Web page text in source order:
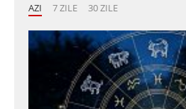
AZI 7 ZILE 30 ZILE